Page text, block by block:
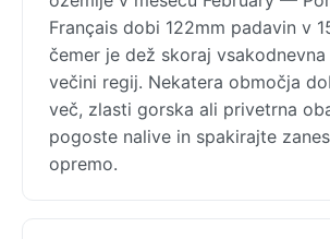
Français dobi 122mm padavin v
čemer je dež skoraj
večini regij. Nekatera območja
več, zlasti gorska ali privetrna
pogoste nalive in spakirajte
opremo.